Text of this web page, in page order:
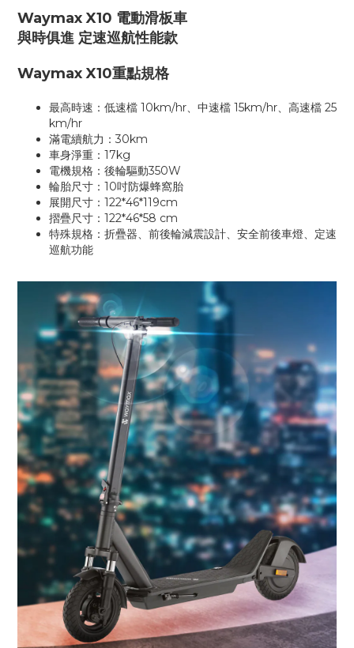
Waymax X10 電動滑板車
與時俱進 定速巡航性能款
Waymax X10重點規格
最高時速：低速檔 10km/hr、中速檔 15km/hr、高速檔 25
km/hr
滿電續航力：30km
車身淨重：17kg
電機規格：後輪驅動350W
輪胎尺寸：10吋防爆蜂窩胎
展開尺寸：122*46*119cm
摺疊尺寸：122*46*58 cm
特殊規格：折疊器、前後輪減震設計、安全前後車燈、定速
巡航功能